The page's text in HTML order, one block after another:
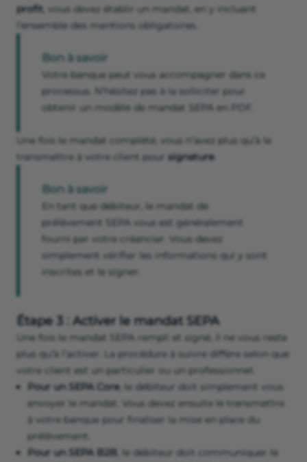
profit , vous devez établir un mandat, en y incluant
l’ensemble des mentions obligatoires.
Bon à savoir
Votre banque peut vous accompagner dans ce
processus. N’hésitez pas à la solliciter pour
obtenir un modèle de mandat SEPA en PDF.
Une fois le mandat complété, vous n’avez plus qu’à le
transmettre à votre client pour signature.
Bon à savoir
En tant que débiteur, le mandat de
prélèvement SEPA vous est généralement
fourni par votre créancier. Vous devez
simplement vérifier les informations qui y sont
inscrites et le signer.
Étape 3 : Activer le mandat SEPA
Une fois le mandat SEPA rempli et signé, il ne vous reste
plus qu’à l’activer. La procédure à suivre diffère selon que
votre client est un particulier ou un professionnel.
Pour un SEPA Core, le débiteur doit simplement vous
envoyer le mandat. Vous devez ensuite le transmettre
à votre banque pour finaliser la mise en place du
prélèvement.
Pour un SEPA B2B , le débiteur doit communiquer le